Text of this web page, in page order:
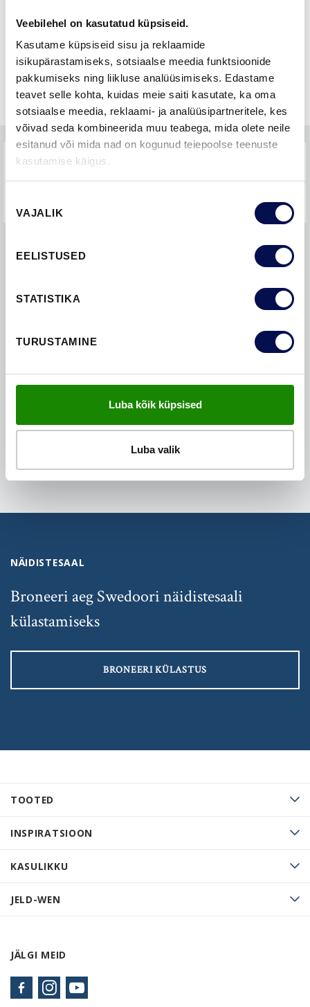
Veebilehel on kasutatud küpsiseid.
Kasutame küpsiseid sisu ja reklaamide
isikupärastamiseks, sotsiaalse meedia funktsioonide
pakkumiseks ning liikluse analüüsimiseks. Edastame
teavet selle kohta, kuidas meie saiti kasutate, ka oma
sotsiaalse meedia, reklaami- ja analüüsipartneritele, kes
võivad seda kombineerida muu teabega, mida olete neile
esitanud või mida nad on kogunud teiepoolse teenuste
kasutamise käigus.
valik
VAJALIK
EELISTUSED
STATISTIKA
TURUSTAMINE
Luba kõik küpsised
Luba valik
TEHNILINE KIRJELDUS
JAGA SEDA SÕBRAGA
TOOTED
INSPIRATSIOON
KASULIKKU
JELD-WEN
JÄLGI MEID
NÄIDISTESAAL
Broneeri aeg Swedoori näidistesaali
külastamiseks
BRONEERI KÜLASTUS